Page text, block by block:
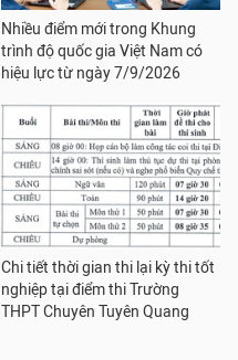
Nhiều điểm mới trong Khung
trình độ quốc gia Việt Nam có
hiệu lực từ ngày 7/9/2026
Chi tiết thời gian thi lại kỳ thi tốt
nghiệp tại điểm thi Trường
THPT Chuyên Tuyên Quang